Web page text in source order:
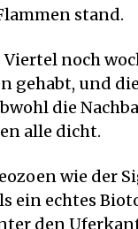
stand.
noch
gehabt, und
die
alle dicht.
wie der
ein echtes
den